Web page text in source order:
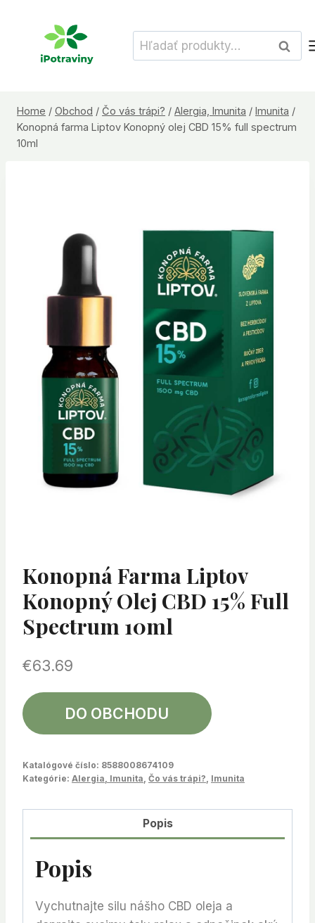
Hľadať:
Home / Obchod / Čo vás trápi? / Alergia, Imunita / Imunita /
Konopná farma Liptov Konopný olej CBD 15% full spectrum
10ml
Konopná Farma Liptov
Konopný Olej CBD 15% Full
Spectrum 10ml
€63.69
DO OBCHODU
Katalógové číslo: 8588008674109
Kategórie: Alergia, Imunita, Čo vás trápi?, Imunita
Popis
Popis
Vychutnajte silu nášho CBD oleja a